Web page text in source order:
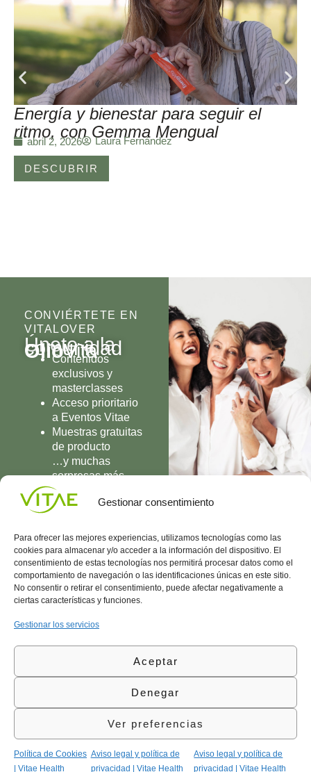
Gestionar consentimiento
Para ofrecer las mejores experiencias, utilizamos tecnologías como las
cookies para almacenar y/o acceder a la información del dispositivo. El
consentimiento de estas tecnologías nos permitirá procesar datos como el
comportamiento de navegación o las identificaciones únicas en este sitio.
No consentir o retirar el consentimiento, puede afectar negativamente a
ciertas características y funciones.
Gestionar los servicios
Aceptar
Denegar
Ver preferencias
Política de Cookies
| Vitae Health
Aviso legal y política de
privacidad | Vitae Health
Aviso legal y política de
privacidad | Vitae Health
Energía y bienestar para seguir el
ritmo, con Gemma Mengual
abril 2, 2026 Laura Fernández
DESCUBRIR
CONVIÉRTETE EN
VITALOVER
Únete a la
comunidad
OlioVita
Contenidos
exclusivos y
masterclasses
Acceso prioritario
a Eventos Vitae
Muestras gratuitas
de producto
…y muchas
sorpresas más
UNIRME
Conocenos
Vitae
l
Área
Política
de
Política
Calidad
(+34)
935
©Vitae Health Innovation S.L. Todos los derechos